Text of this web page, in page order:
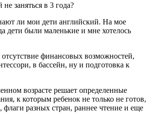
заняться в 3 года?
ли мои дети английский. На мое
дети были маленькие и мне хотелось
финансовых возможностей,
в бассейн, ну и подготовка к
возрасте решает определенные
к которым ребенок не только не готов,
разных стран, раннее чтение и еще